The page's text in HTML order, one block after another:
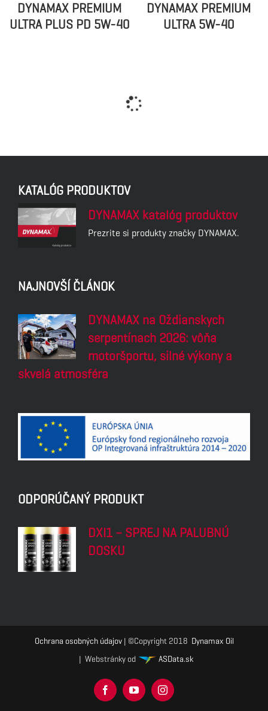
DYNAMAX PREMIUM
ULTRA PLUS PD 5W-40
DYNAMAX PREMIUM
ULTRA 5W-40
KATALÓG PRODUKTOV
DYNAMAX katalóg produktov
Prezrite si produkty značky DYNAMAX.
NAJNOVŠÍ ČLÁNOK
DYNAMAX na Oždianskych
serpentínach 2026: vôňa
motoršportu, silné výkony a
skvelá atmosféra
ODPORÚČANÝ PRODUKT
DXI1 – SPREJ NA PALUBNÚ
DOSKU
Ochrana osobných údajov| ©Copyright 2018 Dynamax Oil
| Webstránky od
ASData.sk
FacebookYouTubeInstagram